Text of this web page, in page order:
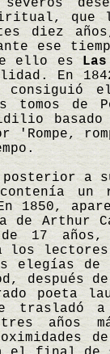
severos
que
diez
ese
ello es
En
consiguió
de
'Rompe,
posterior a
un
1850,
de Arthur
17 años,
los
elegías
después
poeta
trasladó
años